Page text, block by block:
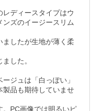
ディースタイプはウ
ズのイージースリム
したが生地が薄く柔
した。
ジュは「白っぽい」
製品も期待していませ
PC画像では明るいピ